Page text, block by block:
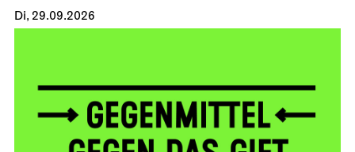
Di, 29.09.2026